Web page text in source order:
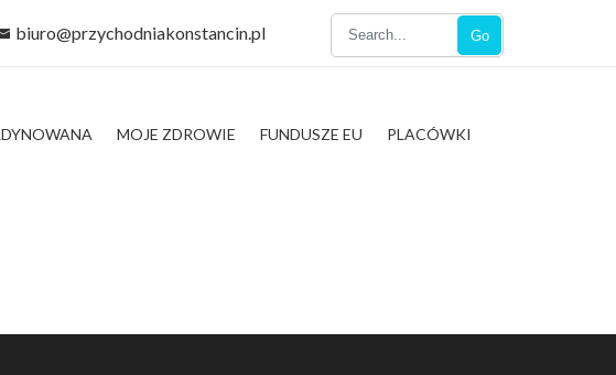
Go
biuro@przychodniakonstancin.pl
MOJE ZDROWIE FUNDUSZE EU PLACÓWKI